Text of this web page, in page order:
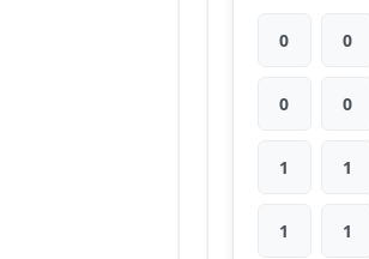
0 0
0 0
1 1
1 1